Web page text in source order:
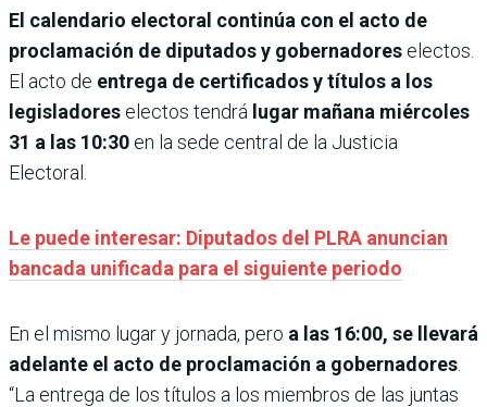
El calendario electoral continúa con el acto de
proclamación de diputados y gobernadores electos.
El acto de entrega de certificados y títulos a los
legisladores electos tendrá lugar mañana miércoles
31 a las 10:30 en la sede central de la Justicia
Electoral.
Le puede interesar: Diputados del PLRA anuncian
bancada unificada para el siguiente periodo
En el mismo lugar y jornada, pero a las 16:00, se llevará
adelante el acto de proclamación a gobernadores
“La entrega de los títulos a los miembros de las juntas